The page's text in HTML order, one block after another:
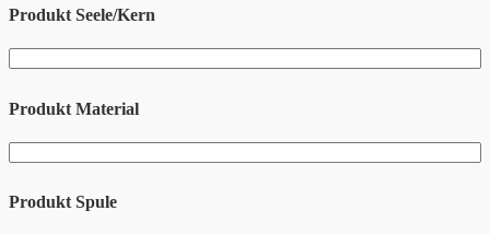
Produkt Seele/Kern
Produkt Material
Produkt Spule